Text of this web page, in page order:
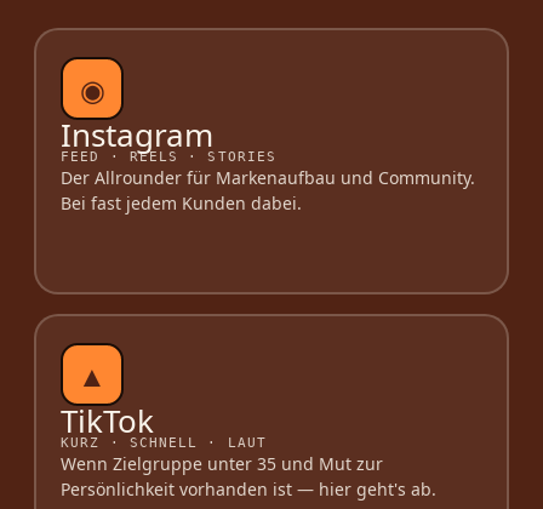
◉
Instagram
FEED · REELS · STORIES
Der Allrounder für Markenaufbau und Community.
Bei fast jedem Kunden dabei.
▲
TikTok
KURZ · SCHNELL · LAUT
Wenn Zielgruppe unter 35 und Mut zur
Persönlichkeit vorhanden ist — hier geht's ab.